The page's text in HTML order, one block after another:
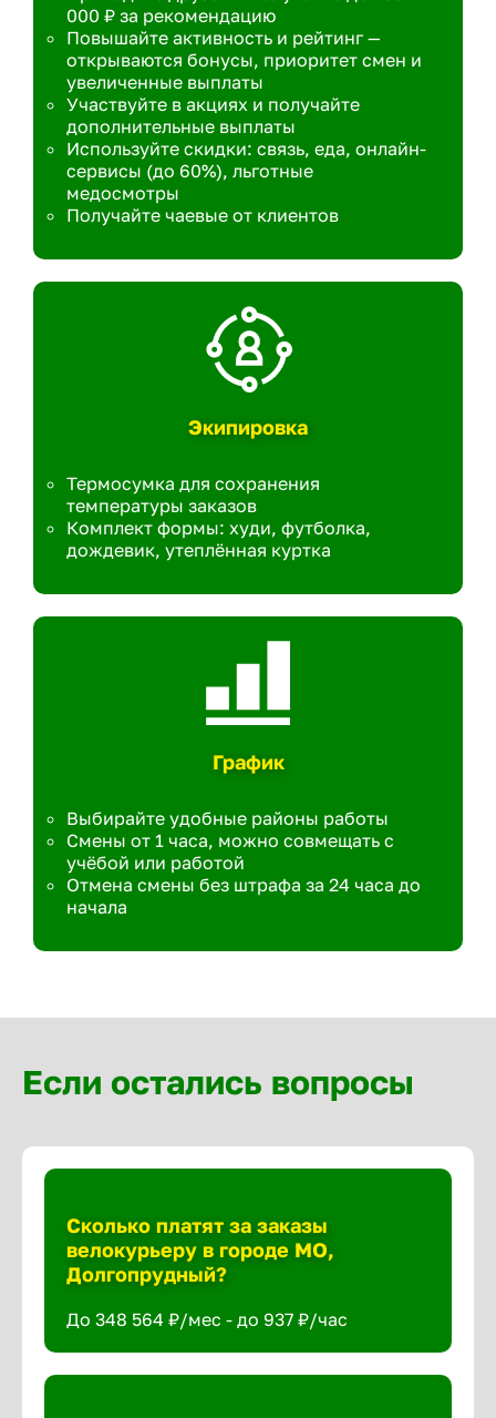
000 ₽ за рекомендацию
Повышайте активность и рейтинг —
открываются бонусы, приоритет смен и
увеличенные выплаты
Участвуйте в акциях и получайте
дополнительные выплаты
Используйте скидки: связь, еда, онлайн-
сервисы (до 60%), льготные
медосмотры
Получайте чаевые от клиентов
Экипировка
Термосумка для сохранения
температуры заказов
Комплект формы: худи, футболка,
дождевик, утеплённая куртка
График
Выбирайте удобные районы работы
Смены от 1 часа, можно совмещать с
учёбой или работой
Отмена смены без штрафа за 24 часа до
начала
Если остались вопросы
Сколько платят за заказы
велокурьеру в городе МО,
Долгопрудный?
До 348 564 ₽/мес - до 937 ₽/час